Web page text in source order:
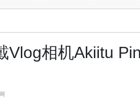
Vlog相机Akiitu